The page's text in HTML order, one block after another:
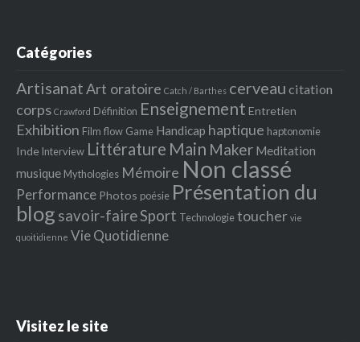
Catégories
ArtisanatArt oratoire Catch / Barthes cerveau citation
corps Crawford Définition Enseignement Entretien
Exhibition Film flow Game Handicap haptique haptonomie
Inde Interview Littérature Main Maker Meditation
musique Mythologies Mémoire Non classé
Performance Photos poésie Présentation du
blog savoir-faireSport Technologietoucher vie
quoitidienne Vie Quotidienne
Visitez le site